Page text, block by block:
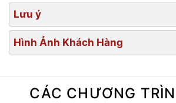
Lưu ý
Hình Ảnh Khách Hàng
CÁC CHƯƠNG